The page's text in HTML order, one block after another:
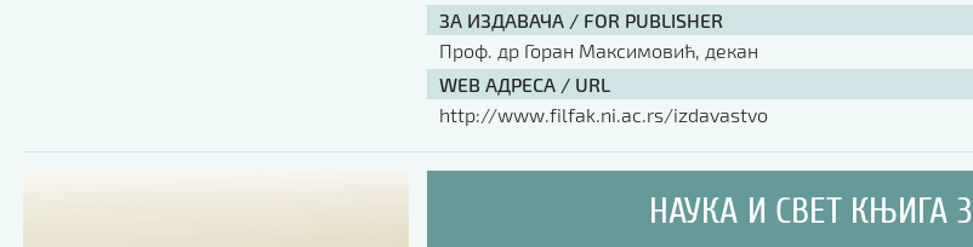
ЗА ИЗДАВАЧА / FOR PUBLISHER
Проф. др Горан Максимовић, декан
WEB АДРЕСА / URL
http://www.filfak.ni.ac.rs/izdavastvo
НАУКА И СВЕТ КЊИГА 3